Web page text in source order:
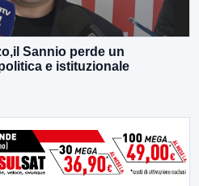
Sannio perde un
e istituzionale